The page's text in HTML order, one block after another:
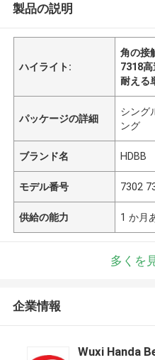
製品の説明
ハイライト:
角の接
7318
耐える
パッケージの詳細
シング
ング
ブランド名 HDBB
モデル番号 7302
供給の能力 1 か月
多くを
企業情報
Wuxi Handa